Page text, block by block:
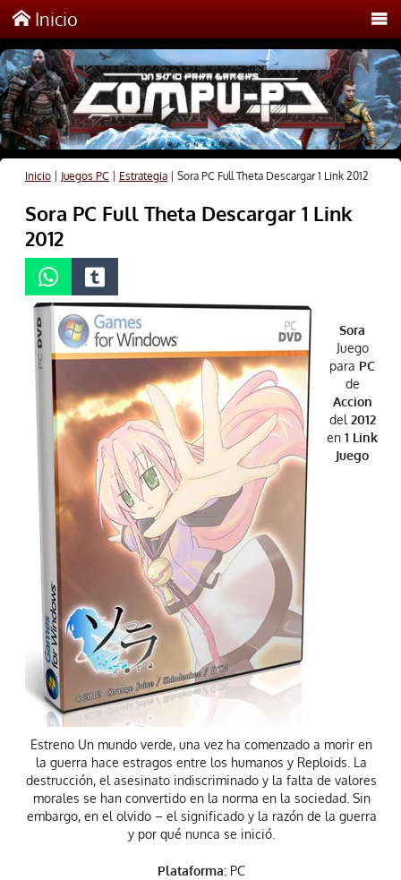
Inicio
Inicio| Juegos PC Estrategia| Sora PC Full Theta Descargar 1 Link 2012
Sora PC Full Theta Descargar 1 Link
2012
Sora
Juego
para PC
de
Accion
del2012
en1 Link
Juego
Estreno Un mundo verde, una vez ha comenzado a morir en
la guerra hace estragos entre los humanos y Reploids. La
destrucción, el asesinato indiscriminado y la falta de valores
morales se han convertido en la norma en la sociedad. Sin
embargo, en el olvido – el significado y la razón de la guerra
y por qué nunca se inició.
Plataforma: PC